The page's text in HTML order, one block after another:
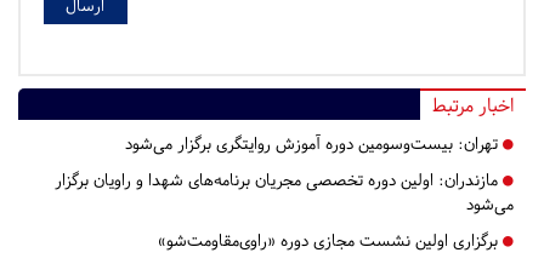
اخبار مرتبط
تهران: بیست‌وسومین دوره آموزش روایتگری برگزار می‌شود
مازندران: اولین دوره تخصصی مجریان برنامه‌های شهدا و راویان برگزار
می‌شود
برگزاری اولین نشست مجازی دوره «راوی‌مقاومت‌شو»